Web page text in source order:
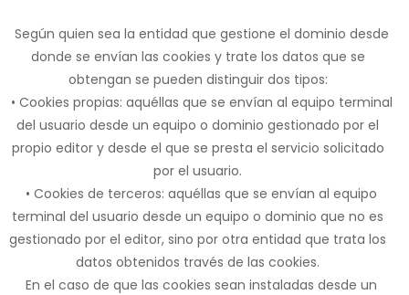
Según quien sea la entidad que gestione el dominio desde
donde se envían las cookies y trate los datos que se
obtengan se pueden distinguir dos tipos:
• Cookies propias: aquéllas que se envían al equipo terminal
del usuario desde un equipo o dominio gestionado por el
propio editor y desde el que se presta el servicio solicitado
por el usuario.
• Cookies de terceros: aquéllas que se envían al equipo
terminal del usuario desde un equipo o dominio que no es
gestionado por el editor, sino por otra entidad que trata los
datos obtenidos través de las cookies.
En el caso de que las cookies sean instaladas desde un